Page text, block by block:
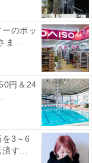
験をした人もた
めに悪口を言わ
という人の話は
もは殴らないと
もそんなことを
というのは、
のポッ
ま...
円＆24
を3～6
す...